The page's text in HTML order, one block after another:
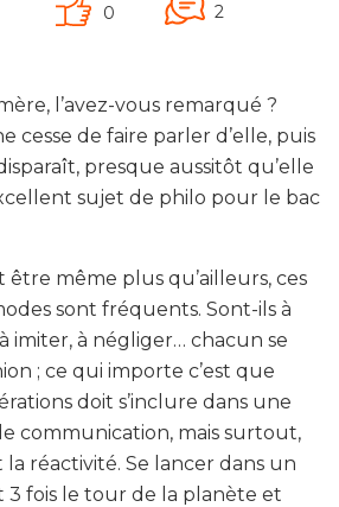
0 2
l’avez-vous remarqué ?
cesse de faire parler d’elle, puis
presque aussitôt qu’elle
sujet de philo pour le bac
même plus qu’ailleurs, ces
sont fréquents. Sont-ils à
imiter, à négliger… chacun se
; ce qui importe c’est que
doit s’inclure dans une
communication, mais surtout,
la réactivité. Se lancer dans un
3 fois le tour de la planète et